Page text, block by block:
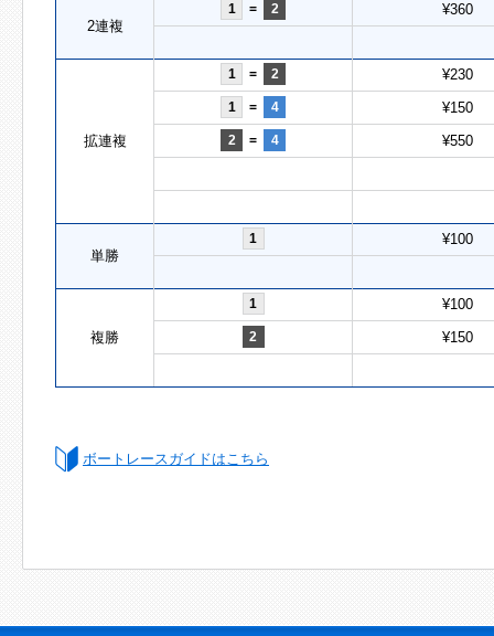
2連複
1 = 2 ¥360
拡連複
1 = 2 ¥230
1 = 4 ¥150
2 = 4 ¥550
単勝
1 ¥100
複勝
1 ¥100
2 ¥150
ボートレースガイドはこちら